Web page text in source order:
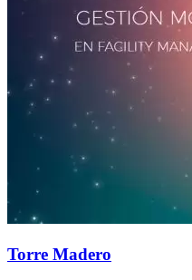
Torre Madero